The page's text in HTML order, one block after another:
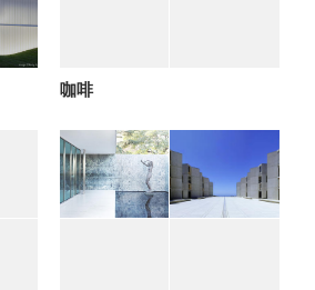
咖啡